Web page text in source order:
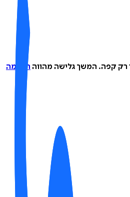
קפה.המשך גלישה מהווההסכמה